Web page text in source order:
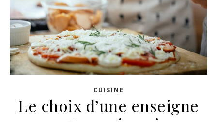
CUISINE
Le choix d’une enseigne